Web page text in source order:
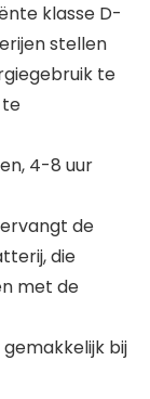
klasse D-
stellen
te
4-8 uur
de
die
met de
bij